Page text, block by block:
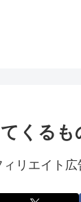
くるも
リエイト